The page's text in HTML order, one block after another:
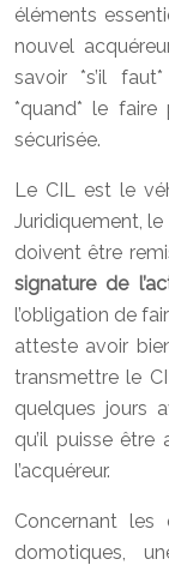
éléments
nouvel
savoir *s’il
*quand* le faire
sécurisée.
Le CIL est le
Juridiquement,
doivent être
signature de
l’obligation de
atteste avoir
transmettre le
quelques jours
qu’il puisse
l’acquéreur.
Concernant les
domotiques,